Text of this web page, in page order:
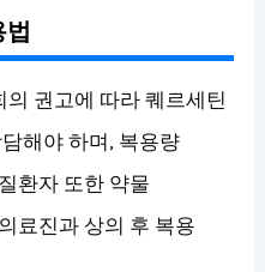
법
권고에 따라 퀘르세틴
해야 하며, 복용량
환자 또한 약물
료진과 상의 후 복용